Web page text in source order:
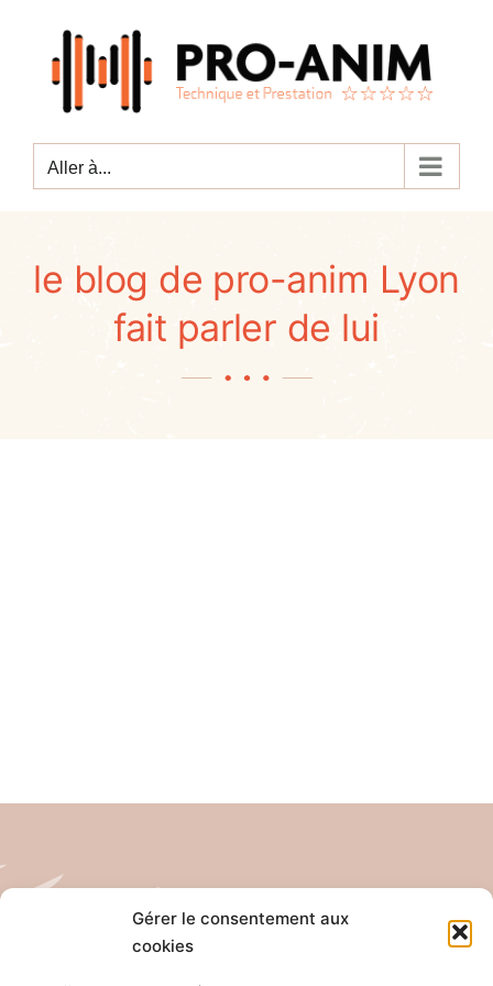
Gérer le consentement aux
cookies
contenu
Aller à...
le blog de pro-anim Lyon
fait parler de lui
Tél: 04 26 65 32 19